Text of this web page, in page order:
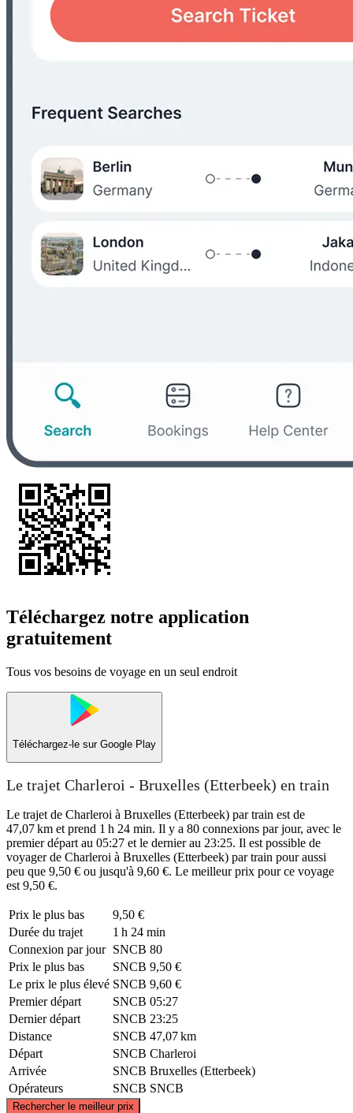
Téléchargez notre application
gratuitement
Tous vos besoins de voyage en un seul endroit
Téléchargez-le sur Google Play
Le trajet Charleroi - Bruxelles (Etterbeek) en train
Le trajet de Charleroi à Bruxelles (Etterbeek) par train est de
47,07 km et prend 1 h 24 min. Il y a 80 connexions par jour, avec le
premier départ au 05:27 et le dernier au 23:25. Il est possible de
voyager de Charleroi à Bruxelles (Etterbeek) par train pour aussi
peu que 9,50 € ou jusqu'à 9,60 €. Le meilleur prix pour ce voyage
est 9,50 €.
Prix ​​le plus bas
9,50 €
Durée du trajet
1 h 24 min
Connexion par jour SNCB 80
Prix ​​le plus bas
SNCB 9,50 €
Le prix le plus élevé SNCB 9,60 €
Premier départ
SNCB 05:27
Dernier départ
SNCB 23:25
Distance
SNCB 47,07 km
Départ
SNCB Charleroi
Arrivée
SNCB Bruxelles (Etterbeek)
Opérateurs
SNCB SNCB
Rechercher le meilleur prix
©